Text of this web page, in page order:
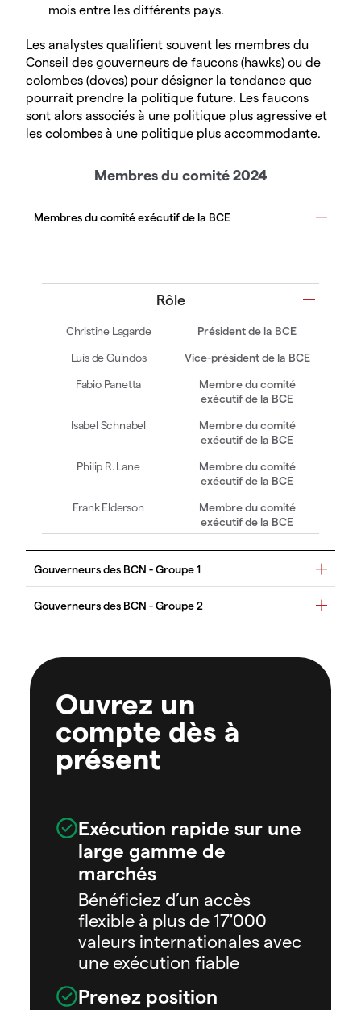
mois entre les différents pays.
Les analystes qualifient souvent les membres du
Conseil des gouverneurs de faucons (hawks) ou de
colombes (doves) pour désigner la tendance que
pourrait prendre la politique future. Les faucons
sont alors associés à une politique plus agressive et
les colombes à une politique plus accommodante.
Membres du comité 2024
Rôle
Président de la BCE
Vice-président de la BCE
Membre du comité
exécutif de la BCE
Membre du comité
exécutif de la BCE
Membre du comité
exécutif de la BCE
Membre du comité
exécutif de la BCE
Ouvrez un
compte dès à
présent
Exécution rapide sur une
large gamme de
marchés
Bénéficiez d’un accès
flexible à plus de 17'000
valeurs internationales avec
une exécution fiable
Prenez position